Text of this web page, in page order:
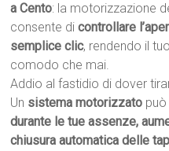
a Cento: la motorizzazione
consente dicontrollare
semplice clic, rendendo il
comodo che mai.
Addio al fastidio di dover
Un sistema motorizzato può
durante le tue assenze,
chiusura automatica delle